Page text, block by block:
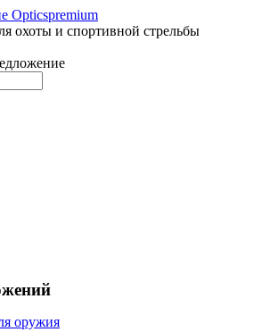
охоты и спортивной стрельбы
оружия